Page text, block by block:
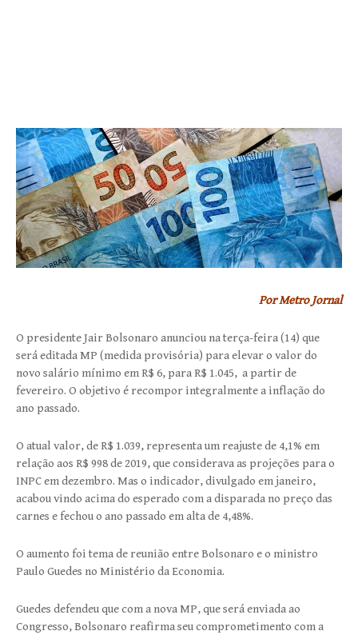
Por Metro Jornal
O presidente Jair Bolsonaro anunciou na terça-feira (14) que
será editada MP (medida provisória) para elevar o valor do
novo salário mínimo em R$ 6, para R$ 1.045, a partir de
fevereiro. O objetivo é recompor integralmente a inflação do
ano passado.
O atual valor, de R$ 1.039, representa um reajuste de 4,1% em
relação aos R$ 998 de 2019, que considerava as projeções para o
INPC em dezembro. Mas o indicador, divulgado em janeiro,
acabou vindo acima do esperado com a disparada no preço das
carnes e fechou o ano passado em alta de 4,48%.
O aumento foi tema de reunião entre Bolsonaro e o ministro
Paulo Guedes no Ministério da Economia.
Guedes defendeu que com a nova MP, que será enviada ao
Congresso, Bolsonaro reafirma seu comprometimento com a